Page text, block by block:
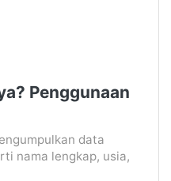
Penggunaan
data
nama lengkap, usia,